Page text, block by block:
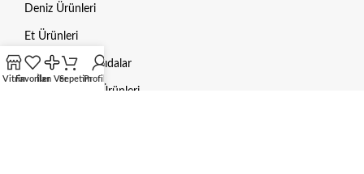
Deniz Ürünleri
Et Ürünleri
Dondurulmuş Gıdalar
Hayvan Bakım Ürünleri
VitrinFavorilerİlan VerSepetimProfilim